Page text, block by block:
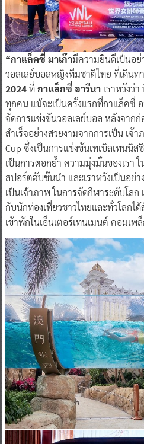
“กาแล็คซี่ มาเก๊า มีความยินดีเป็นอ
วอลเลย์บอลหญิงทีมชาติไทย ที่เดินท
2024ที่กาแล็กซี่ อารีนาเราหวังว่า
ทุกคน แม้จะเป็นครั้งแรกที่กาแล็คซี่
จัดการแข่งขันวอลเลย์บอล หลังจาก
สำเร็จอย่างสวยงามจากการเป็น เจ้
Cup ซึ่งเป็นการแข่งขันเทเบิลเทนนิ
เป็นการตอกย้ำ ความมุ่งมั่นของเรา
สปอร์ตฮับชั้นนำ และเราหวังเป็นอย่
เป็นเจ้าภาพ ในการจัดกีฬาระดับโล
เข้าพักในเอ็นเตอร์เทนเมนต์ คอมเ